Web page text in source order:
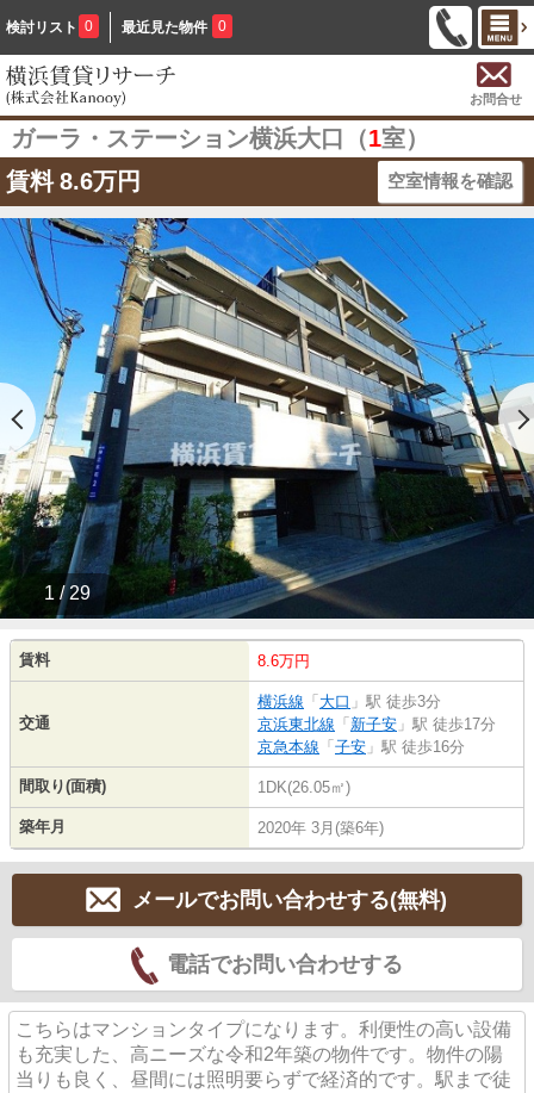
検討リスト 0 最近見た物件 0
お問合せ
ガーラ・ステーション横浜大口（1室）
賃料 8.6万円 空室情報を確認
1 / 29
賃料 8.6万円
交通
横浜線 「 大口 」駅 徒歩3分
京浜東北線 「 新子安 」駅 徒歩17分
京急本線 「 子安 」駅 徒歩16分
間取り(面積) 1DK(26.05㎡)
築年月 2020年 3月(築6年)
メールでお問い合わせする(無料)
電話でお問い合わせする
こちらはマンションタイプになります。利便性の高い設備
も充実した、高ニーズな令和2年築の物件です。物件の陽
当りも良く、昼間には照明要らずで経済的です。駅まで徒